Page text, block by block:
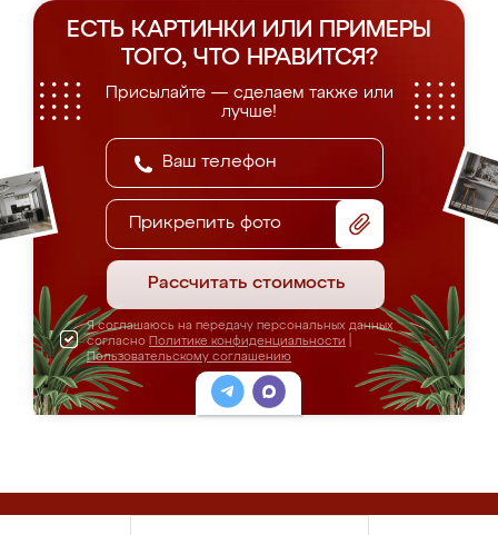
ЕСТЬ КАРТИНКИ ИЛИ ПРИМЕРЫ
ТОГО, ЧТО НРАВИТСЯ?
Присылайте — сделаем также или
лучше!
Прикрепить фото
Рассчитать стоимость
Я соглашаюсь на передачу персональных данных
согласно Политике конфиденциальности
Пользовательскому соглашению